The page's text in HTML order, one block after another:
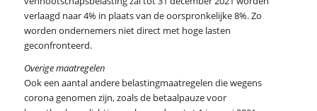
verlaagd naar 4% in plaats van de oorspronkelijke 8%. Zo
worden ondernemers niet direct met hoge lasten
geconfronteerd.
Overige maatregelen
Ook een aantal andere belastingmaatregelen die wegens
corona genomen zijn, zoals de betaalpauze voor